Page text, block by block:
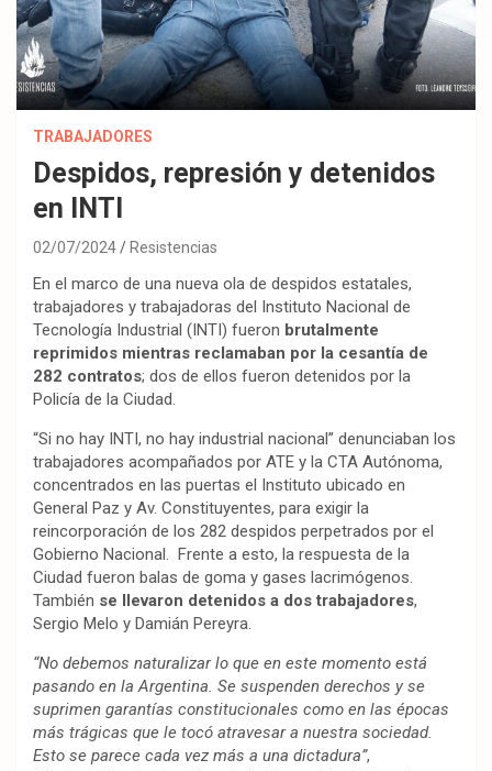
TRABAJADORES
Despidos, represión y detenidos
en INTI
02/07/2024 Resistencias
En el marco de una nueva ola de despidos estatales,
trabajadores y trabajadoras del Instituto Nacional de
Tecnología Industrial (INTI) fueron brutalmente
reprimidos mientras reclamaban por la cesantía de
282 contratos; dos de ellos fueron detenidos por la
Policía de la Ciudad.
“Si no hay INTI, no hay industrial nacional” denunciaban los
trabajadores acompañados por ATE y la CTA Autónoma,
concentrados en las puertas el Instituto ubicado en
General Paz y Av. Constituyentes, para exigir la
reincorporación de los 282 despidos perpetrados por el
Gobierno Nacional. Frente a esto, la respuesta de la
Ciudad fueron balas de goma y gases lacrimógenos.
También se llevaron detenidos a dos trabajadores,
Sergio Melo y Damián Pereyra.
“No debemos naturalizar lo que en este momento está
pasando en la Argentina. Se suspenden derechos y se
suprimen garantías constitucionales como en las épocas
más trágicas que le tocó atravesar a nuestra sociedad.
Esto se parece cada vez más a una dictadura”,